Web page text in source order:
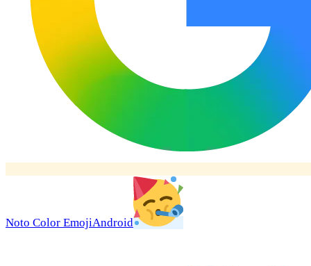
Noto Color EmojiAndroid